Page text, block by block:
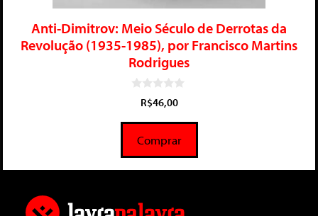
Anti-Dimitrov: Meio Século de Derrotas da
Revolução (1935-1985), por Francisco Martins
Rodrigues
5
R$46,00
Comprar